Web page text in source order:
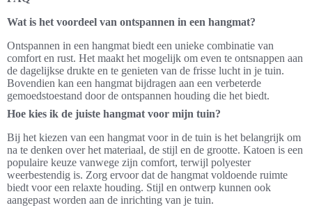
Wat is het voordeel van ontspannen in een hangmat?
Ontspannen in een hangmat biedt een unieke combinatie van
comfort en rust. Het maakt het mogelijk om even te ontsnappen aan
de dagelijkse drukte en te genieten van de frisse lucht in je tuin.
Bovendien kan een hangmat bijdragen aan een verbeterde
gemoedstoestand door de ontspannen houding die het biedt.
Hoe kies ik de juiste hangmat voor mijn tuin?
Bij het kiezen van een hangmat voor in de tuin is het belangrijk om
na te denken over het materiaal, de stijl en de grootte. Katoen is een
populaire keuze vanwege zijn comfort, terwijl polyester
weerbestendig is. Zorg ervoor dat de hangmat voldoende ruimte
biedt voor een relaxte houding. Stijl en ontwerp kunnen ook
aangepast worden aan de inrichting van je tuin.